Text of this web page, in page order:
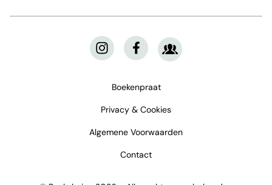
Boekenpraat
Privacy & Cookies
Algemene Voorwaarden
Contact